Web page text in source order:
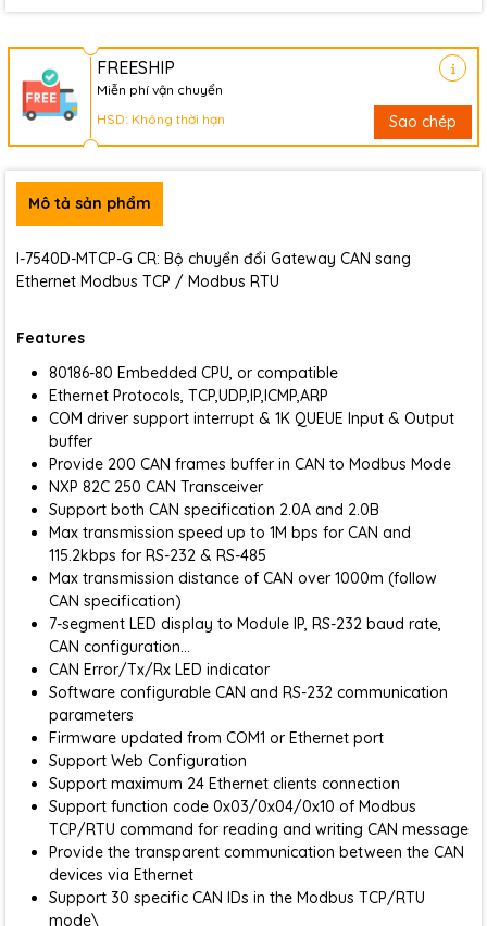
FREESHIP
Miễn phí vận chuyển
HSD: Không thời hạn
Sao chép
Mô tả sản phẩm
I-7540D-MTCP-G CR: Bộ chuyển đổi Gateway CAN sang
Ethernet Modbus TCP / Modbus RTU
Features
80186-80 Embedded CPU, or compatible
Ethernet Protocols, TCP,UDP,IP,ICMP,ARP
COM driver support interrupt & 1K QUEUE Input & Output
buffer
Provide 200 CAN frames buffer in CAN to Modbus Mode
NXP 82C 250 CAN Transceiver
Support both CAN specification 2.0A and 2.0B
Max transmission speed up to 1M bps for CAN and
115.2kbps for RS-232 & RS-485
Max transmission distance of CAN over 1000m (follow
CAN specification)
7-segment LED display to Module IP, RS-232 baud rate,
CAN configuration…
CAN Error/Tx/Rx LED indicator
Software configurable CAN and RS-232 communication
parameters
Firmware updated from COM1 or Ethernet port
Support Web Configuration
Support maximum 24 Ethernet clients connection
Support function code 0x03/0x04/0x10 of Modbus
TCP/RTU command for reading and writing CAN message
Provide the transparent communication between the CAN
devices via Ethernet
Support 30 specific CAN IDs in the Modbus TCP/RTU
mode\